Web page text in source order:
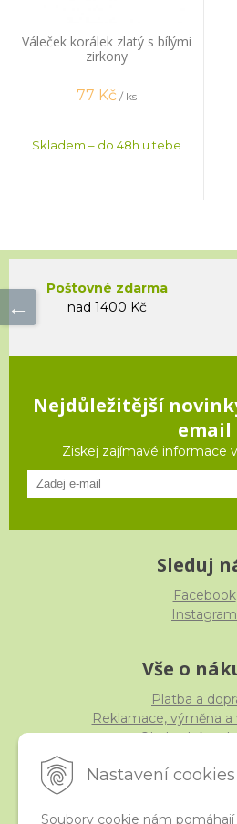
Nastavení cookies
Soubory cookie nám
Váleček korálek zlatý s bílými
zirkony
77 Kč / ks
Skladem – do 48h u tebe
Poštovné zdarma
nad 1400 Kč
Nejdůležitější
email
Ziskej zajímavé informace
Sleduj
Facebook
Instagram
Vše o
Platba a
Reklamace, výměna a
Obchodní